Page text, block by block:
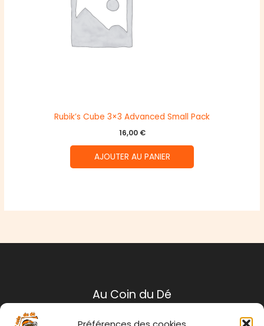
Rubik’s Cube 3×3 Advanced Small Pack
16,00 €
AJOUTER AU PANIER
Au Coin du Dé